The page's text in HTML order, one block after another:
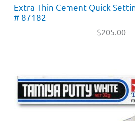
Extra Thin Cement Quick
# 87182
$205.00